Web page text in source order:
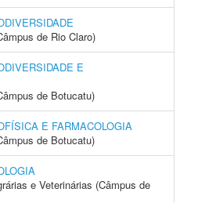
de Rio Claro)
E
de Botucatu)
E FARMACOLOGIA
de Botucatu)
e Veterinárias (Câmpus de